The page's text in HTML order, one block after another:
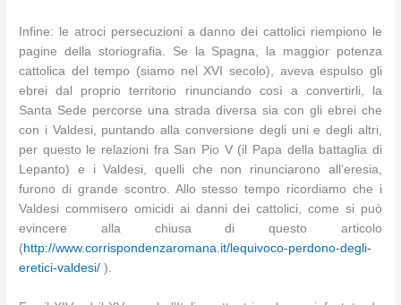
Infine: le atroci persecuzioni a danno dei cattolici riempiono le
pagine della storiografia. Se la Spagna, la maggior potenza
cattolica del tempo (siamo nel XVI secolo), aveva espulso gli
ebrei dal proprio territorio rinunciando così a convertirli, la
Santa Sede percorse una strada diversa sia con gli ebrei che
con i Valdesi, puntando alla conversione degli uni e degli altri,
per questo le relazioni fra San Pio V (il Papa della battaglia di
Lepanto) e i Valdesi, quelli che non rinunciarono all’eresia,
furono di grande scontro. Allo stesso tempo ricordiamo che i
Valdesi commisero omicidi ai danni dei cattolici, come si può
evincere alla chiusa di questo articolo
(http://www.corrispondenzaromana.it/lequivoco-perdono-degli-
eretici-valdesi/ ).